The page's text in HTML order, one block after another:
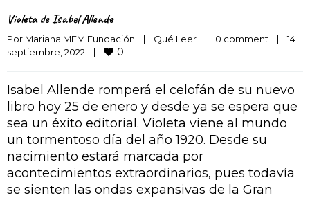
Violeta de Isabel Allende
Por Mariana MFM Fundación | Qué Leer | 0 comment |
14
septiembre, 2022 | 0
Isabel Allende romperá el celofán de su nuevo
libro hoy 25 de enero y desde ya se espera que
sea un éxito editorial. Violeta viene al mundo
un tormentoso día del año 1920. Desde su
nacimiento estará marcada por
acontecimientos extraordinarios, pues todavía
se sienten las ondas expansivas de la Gran